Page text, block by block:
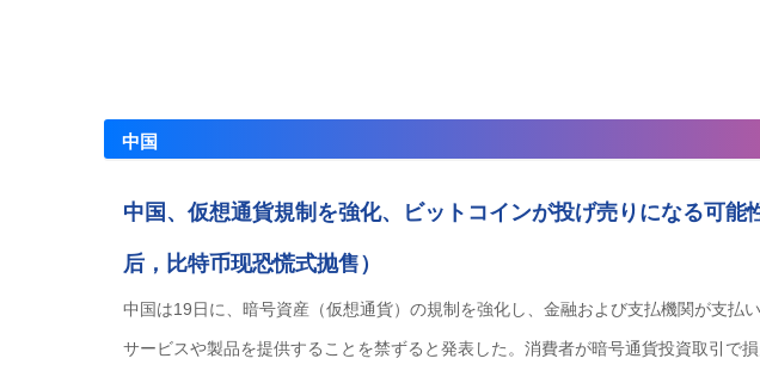
中国
中国、仮想通貨規制を強化、ビットコインが投げ売りになる可能
后，比特币现恐慌式抛售）
中国は19日に、暗号資産（仮想通貨）の規制を強化し、金融および支払機関が支払
サービスや製品を提供することを禁ずると発表した。消費者が暗号通貨投資取引で